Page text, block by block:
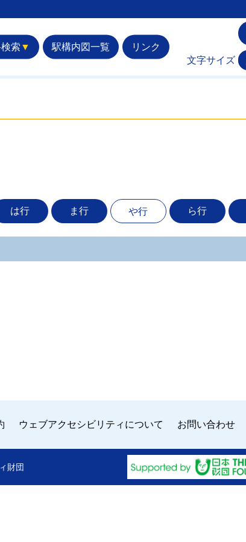
索 ▼ 駅構内図一覧 リンク
文字サイズ
は行 ま行 や行 ら行
ウェブアクセシビリティについて お問い合わせ
財団